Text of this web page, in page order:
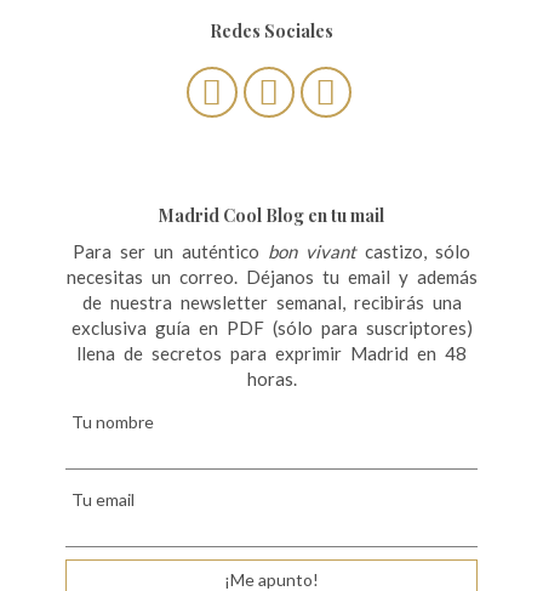
Redes Sociales
Madrid Cool Blog en tu mail
Para ser un auténtico bon vivantcastizo, sólo
necesitas un correo. Déjanos tu email y además
de nuestra newsletter semanal, recibirás una
exclusiva guía en PDF (sólo para suscriptores)
llena de secretos para exprimir Madrid en 48
horas.
Tu nombre
Tu email
¡Me apunto!